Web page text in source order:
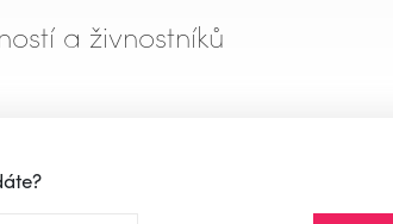
a živnostníků